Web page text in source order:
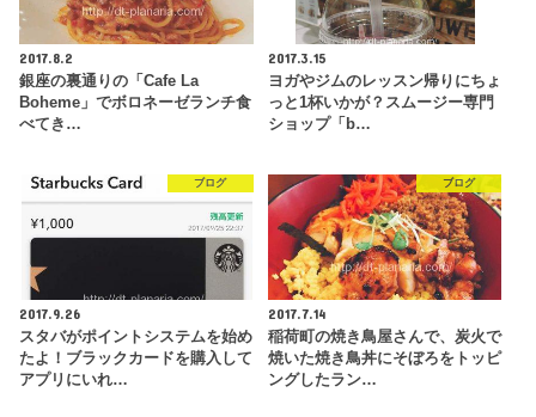
2017.8.2
銀座の裏通りの「Cafe La
Boheme」でボロネーゼランチ食
べてき…
2017.3.15
ヨガやジムのレッスン帰りにちょ
っと1杯いかが？スムージー専門
ショップ「b…
ブログ
2017.9.26
スタバがポイントシステムを始め
たよ！ブラックカードを購入して
アプリにいれ…
ブログ
2017.7.14
稲荷町の焼き鳥屋さんで、炭火で
焼いた焼き鳥丼にそぼろをトッピ
ングしたラン…